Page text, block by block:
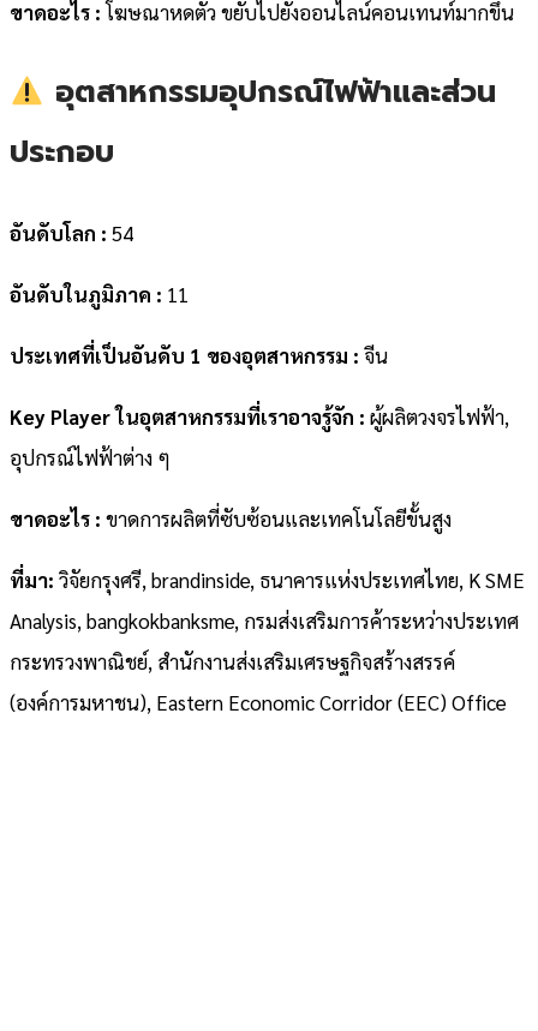
ขาดอะไร :โฆษณาหดตัว ขยับไปยังออนไลน์คอนเทนท์มากขึ้น
อุตสาหกรรมอุปกรณ์ไฟฟ้าและส่วน
ประกอบ
อันดับโลก : 54
อันดับในภูมิภาค : 11
ประเทศที่เป็นอันดับ 1 ของอุตสาหกรรม : จีน
Key Player ในอุตสาหกรรมที่เราอาจรู้จัก : ผู้ผลิตวงจรไฟฟ้า,
อุปกรณ์ไฟฟ้าต่าง ๆ
ขาดอะไร : ขาดการผลิตที่ซับซ้อนและเทคโนโลยีขั้นสูง
ที่มา: วิจัยกรุงศรี, brandinside, ธนาคารแห่งประเทศไทย, K SME
Analysis, bangkokbanksme, กรมส่งเสริมการค้าระหว่างประเทศ
กระทรวงพาณิชย์, สำนักงานส่งเสริมเศรษฐกิจสร้างสรรค์
(องค์การมหาชน), Eastern Economic Corridor (EEC) Office